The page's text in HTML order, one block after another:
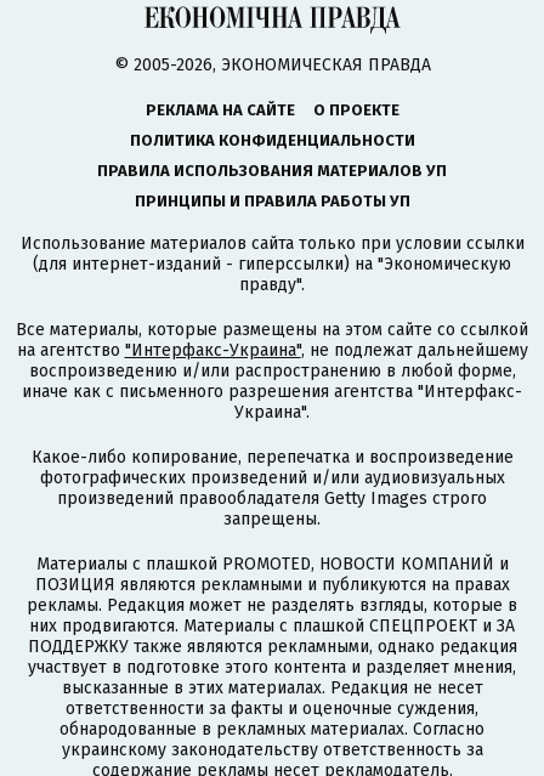
© 2005-2026, ЭКОНОМИЧЕСКАЯ ПРАВДА
РЕКЛАМА НА САЙТЕ
О ПРОЕКТЕ
ПОЛИТИКА КОНФИДЕНЦИАЛЬНОСТИ
ПРАВИЛА ИСПОЛЬЗОВАНИЯ МАТЕРИАЛОВ УП
ПРИНЦИПЫ И ПРАВИЛА РАБОТЫ УП
Использование материалов сайта только при условии ссылки
(для интернет-изданий - гиперссылки) на "Экономическую
правду".
Все материалы, которые размещены на этом сайте со ссылкой
на агентство "Интерфакс-Украина", не подлежат дальнейшему
воспроизведению и/или распространению в любой форме,
иначе как с письменного разрешения агентства "Интерфакс-
Украина".
Какое-либо копирование, перепечатка и воспроизведение
фотографических произведений и/или аудиовизуальных
произведений правообладателя Getty Images строго
запрещены.
Материалы с плашкой PROMOTED, НОВОСТИ КОМПАНИЙ и
ПОЗИЦИЯ являются рекламными и публикуются на правах
рекламы. Редакция может не разделять взгляды, которые в
них продвигаются. Материалы с плашкой СПЕЦПРОЕКТ и ЗА
ПОДДЕРЖКУ также являются рекламными, однако редакция
участвует в подготовке этого контента и разделяет мнения,
высказанные в этих материалах. Редакция не несет
ответственности за факты и оценочные суждения,
обнародованные в рекламных материалах. Согласно
украинскому законодательству ответственность за
содержание рекламы несет рекламодатель.